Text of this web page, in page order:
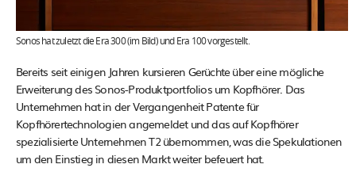
Sonos hat zuletzt die Era 300 (im Bild) und Era 100 vorgestellt.
Bereits seit einigen Jahren kursieren Gerüchte über eine mögliche
Erweiterung des Sonos-Produktportfolios um Kopfhörer. Das
Unternehmen hat in der Vergangenheit Patente für
Kopfhörertechnologien angemeldet und das auf Kopfhörer
spezialisierte Unternehmen T2 übernommen, was die Spekulationen
um den Einstieg in diesen Markt weiter befeuert hat​​.